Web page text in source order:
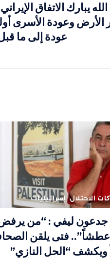
يبارك الاتفاق
الأرض وعودة الأسرى
عودة إلى ما قبل 2
الاحتلال إسرائيليات
جدعون ليفي : “من
فتى يلقن
“الحل النازي”